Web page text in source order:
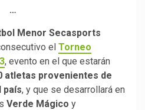
…
Menor Secasports
el Torneo
, evento en el que estarán
atletas provenientes de
país, y que se desarrollará en
Verde Mágico y